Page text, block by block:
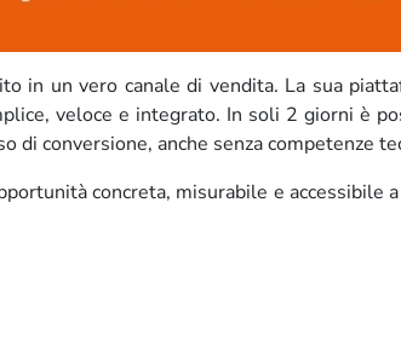
in un vero canale di vendita. La sua
veloce e integrato. In soli 2 giorni è
di conversione, anche senza competenze
concreta, misurabile e accessibile